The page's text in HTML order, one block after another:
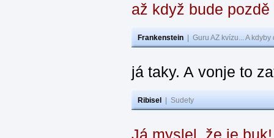
až když bude pozdě
Frankenstein Guru AZ kvízu... A
já taky. A vonje to
Ribisel Sudety
Já myslel, že je